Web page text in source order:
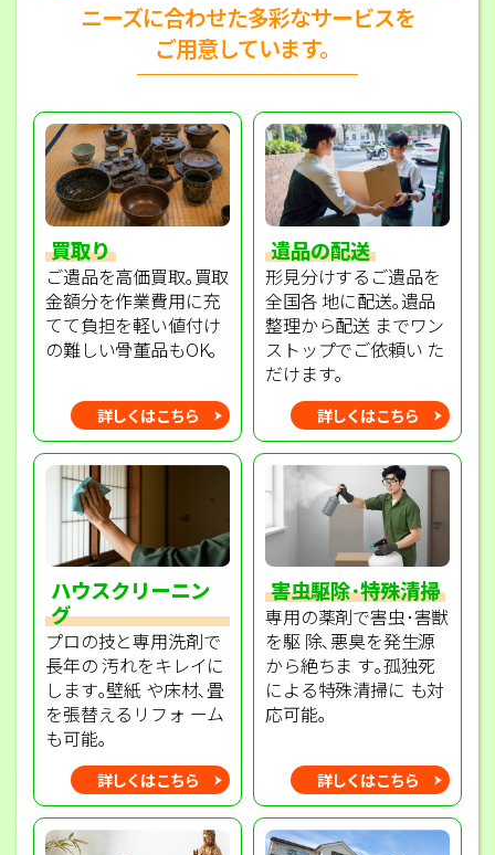
ニーズに合わせた多彩なサービスを
ご用意しています。
買取り
ご遺品を高価買取｡買取
金額分を作業費用に充
てて負担を軽い値付け
の難しい骨董品もOK｡
詳しくはこちら
遺品の配送
形見分けするご遺品を
全国各 地に配送｡遺品
整理から配送 までワン
ストップでご依頼い た
だけます｡
詳しくはこちら
ハウスクリーニン
グ
プロの技と専用洗剤で
長年の 汚れをキレイに
します｡壁紙 や床材､畳
を張替えるリフォ ーム
も可能｡
詳しくはこちら
害虫駆除･特殊清掃
専用の薬剤で害虫･害獣
を駆 除､悪臭を発生源
から絶ちま す｡孤独死
による特殊清掃に も対
応可能｡
詳しくはこちら